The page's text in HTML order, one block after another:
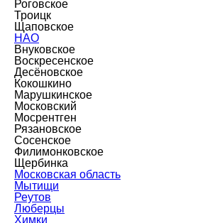
Роговское
Троицк
Щаповское
НАО
Внуковское
Воскресенское
Десёновское
Кокошкино
Марушкинское
Московский
Мосрентген
Рязановское
Сосенское
Филимонковское
Щербинка
Московская область
Мытищи
Реутов
Люберцы
Химки